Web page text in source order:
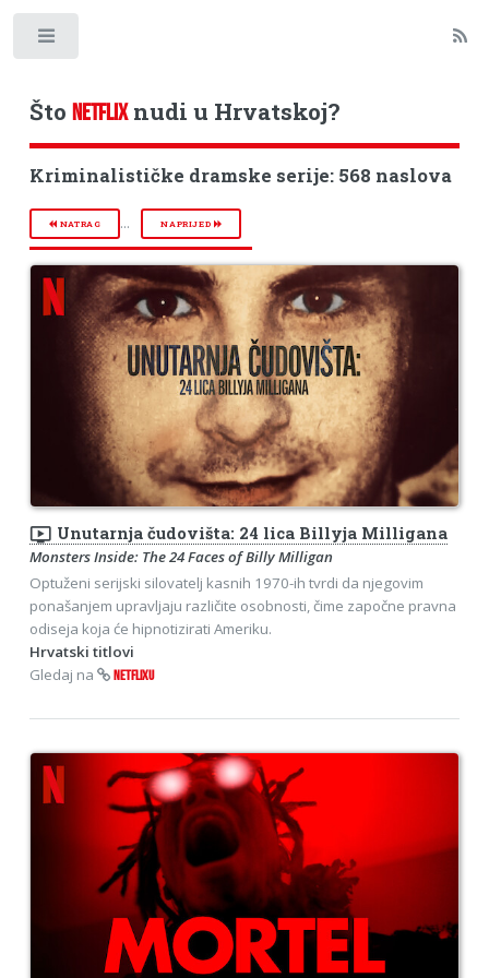
Što NETFLIXnudi u Hrvatskoj?
Kriminalističke dramske serije: 568 naslova
NATRAG ... NAPRIJED
ondemand_video Unutarnja čudovišta: 24 lica Billyja Milligana
Monsters Inside: The 24 Faces of Billy Milligan
Optuženi serijski silovatelj kasnih 1970-ih tvrdi da njegovim
ponašanjem upravljaju različite osobnosti, čime započne pravna
odiseja koja će hipnotizirati Ameriku.
Hrvatski titlovi
Gledaj na
NETFLIXU